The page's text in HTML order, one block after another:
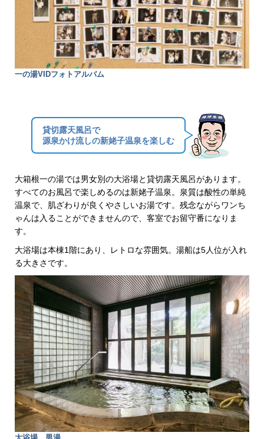
一の湯VIDフォトアルバム
貸切露天風呂で
源泉かけ流しの新姥子温泉を楽しむ
大箱根一の湯では男女別の大浴場と貸切露天風呂があります。
すべてのお風呂で楽しめるのは新姥子温泉。泉質は酸性の単純
温泉で、肌ざわりが良くやさしいお湯です。残念ながらワンち
ゃんは入ることができませんので、客室でお留守番になりま
す。
大浴場は本棟1階にあり、レトロな雰囲気。湯船は5人位が入れ
る大きさです。